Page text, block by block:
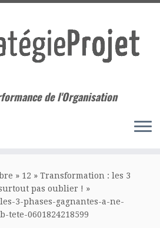
de l'Organisation
» 12 » Transformation : les 3
pas oublier ! »
3-phases-gagnantes-a-ne-
0601824218599